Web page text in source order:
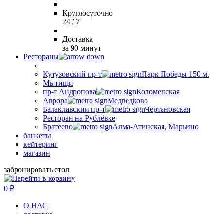
Круглосуточно
24 / 7
Доставка
за 90 минут
Рестораны
Кутузовский пр-т
Парк Победы 150 м.
Мытищи
пр-т Андропова
Коломенская
Аврора
Медведково
Балаклавский пр-т
Чертановская
Ресторан на Рублёвке
Братеево
Алма-Атинская, Марьино
банкеты
кейтеринг
магазин
забронировать стол
0 ₽
О НАС